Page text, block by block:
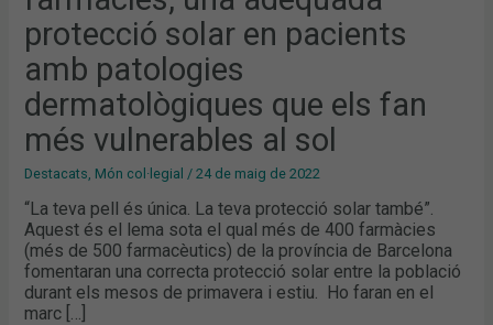
protecció solar en pacients
amb patologies
dermatològiques que els fan
més vulnerables al sol
Destacats, Món col·legial /24 de maig de 2022
“La teva pell és única. La teva protecció solar també”.
Aquest és el lema sota el qual més de 400 farmàcies
(més de 500 farmacèutics) de la província de Barcelona
fomentaran una correcta protecció solar entre la població
durant els mesos de primavera i estiu. Ho faran en el
marc […]